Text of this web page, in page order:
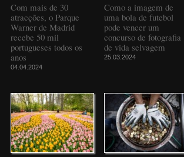
Com mais de 30
atracções, o Parque
Warner de Madrid
recebe 50 mil
portugueses todos os
anos
04.04.2024
Como a imagem de
uma bola de futebol
pode vencer um
concurso de fotografia
de vida selvagem
25.03.2024